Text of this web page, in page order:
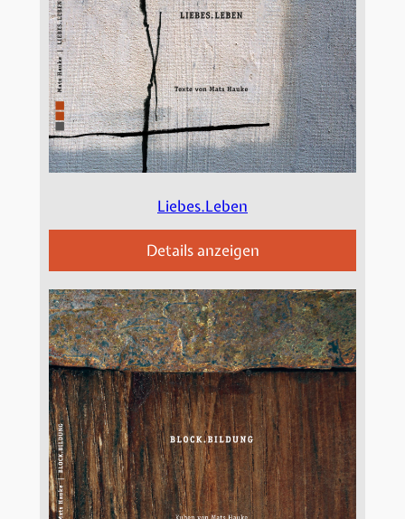
Liebes.Leben
Details anzeigen